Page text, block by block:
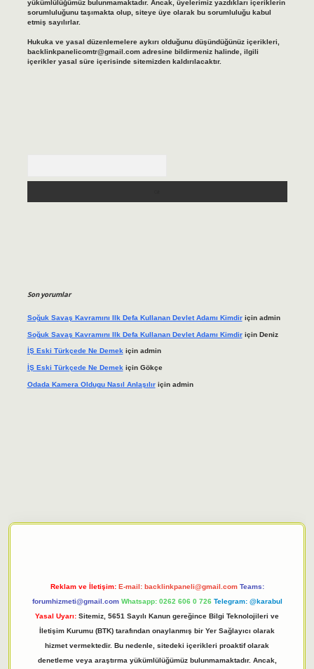
yükümlülüğümüz bulunmamaktadır. Ancak, üyelerimiz yazdıkları içeriklerin
sorumluluğunu taşımakta olup, siteye üye olarak bu sorumluluğu kabul
etmiş sayılırlar.
Hukuka ve yasal düzenlemelere aykırı olduğunu düşündüğünüz içerikleri,
backlinkpanelicomtr@gmail.comadresine bildirmeniz halinde, ilgili
içerikler yasal süre içerisinde sitemizden kaldırılacaktır.
Son yorumlar
Soğuk Savaş Kavramını Ilk Defa Kullanan Devlet Adamı Kimdiriçin admin
Soğuk Savaş Kavramını Ilk Defa Kullanan Devlet Adamı Kimdiriçin Deniz
İŞ Eski Türkçede Ne Demekiçin admin
İŞ Eski Türkçede Ne Demek için Gökçe
Odada Kamera Oldugu Nasıl Anlaşılıriçin admin
Reklam ve İletişim: E-mail: backlinkpaneli@gmail.com Teams:
forumhizmeti@gmail.com Whatsapp: 0262 606 0 726 Telegram: @karabul
Yasal Uyarı: Sitemiz, 5651 Sayılı Kanun gereğince Bilgi Teknolojileri ve
İletişim Kurumu (BTK) tarafından onaylanmış bir Yer Sağlayıcı olarak
hizmet vermektedir. Bu nedenle, sitedeki içerikleri proaktif olarak
denetleme veya araştırma yükümlülüğümüz bulunmamaktadır. Ancak,